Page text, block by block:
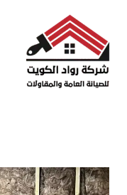
المحتوى